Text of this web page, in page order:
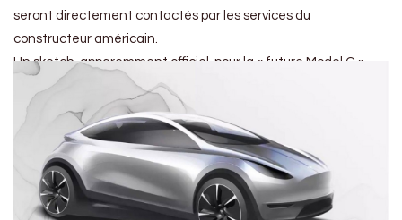
seront directement contactés par les services du
constructeur américain.
Un sketch, apparemment officiel, pour la « future Model C »